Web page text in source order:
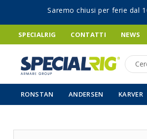
Saremo chiusi per ferie dal
SPECIALRIG CONTATTI NEWS
Ricerca
RONSTAN ANDERSEN KARVER